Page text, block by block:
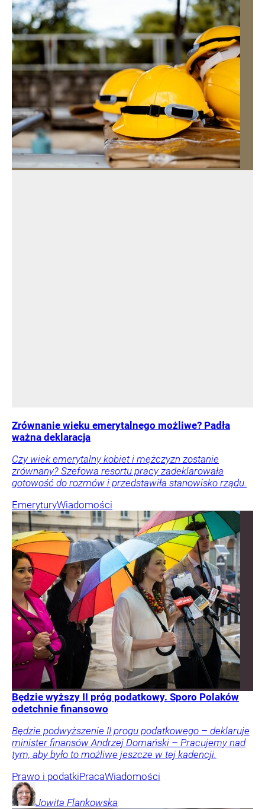
Zrównanie wieku emerytalnego możliwe? Padła
ważna deklaracja
Czy wiek emerytalny kobiet i mężczyzn zostanie
zrównany? Szefowa resortu pracy zadeklarowała
gotowość do rozmów i przedstawiła stanowisko rządu.
EmeryturyWiadomości
Będzie wyższy II próg podatkowy. Sporo Polaków
odetchnie finansowo
Będzie podwyższenie II progu podatkowego – deklaruje
minister finansów Andrzej Domański – Pracujemy nad
tym, aby było to możliwe jeszcze w tej kadencji.
Prawo i podatkiPracaWiadomości
Jowita Flankowska